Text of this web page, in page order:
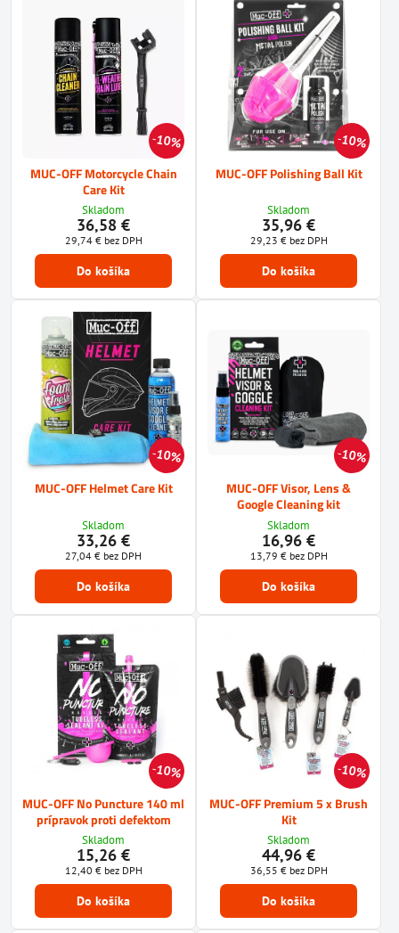
10%
MUC-OFF Motorcycle Chain
Care Kit
Skladom
36,58 €
29,74 € bez DPH
Do košíka
10%
MUC-OFF Polishing Ball Kit
Skladom
35,96 €
29,23 € bez DPH
Do košíka
10%
MUC-OFF Helmet Care Kit
Skladom
33,26 €
27,04 € bez DPH
Do košíka
10%
MUC-OFF Visor, Lens &
Google Cleaning kit
Skladom
16,96 €
13,79 € bez DPH
Do košíka
10%
MUC-OFF No Puncture 140 ml
prípravok proti defektom
Skladom
15,26 €
12,40 € bez DPH
Do košíka
10%
MUC-OFF Premium 5 x Brush
Kit
Skladom
44,96 €
36,55 € bez DPH
Do košíka